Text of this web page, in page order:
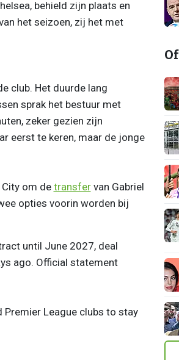
behield zijn plaats en
het seizoen, zij het met
club. Het duurde lang
sprak het bestuur met
zeker gezien zijn
eerst te keren, maar de jonge
om de transfervan Gabriel
opties voorin worden bij
until June 2027, deal
ago. Official statement
League clubs to stay